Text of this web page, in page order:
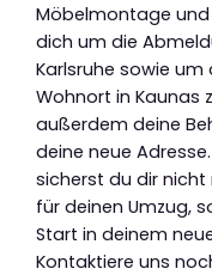
Möbelmontage
dich um die
Karlsruhe sowie
Wohnort in Kaunas
außerdem deine
deine neue
sicherst du dir nicht
für deinen Umzug,
Start in deinem
Kontaktiere uns